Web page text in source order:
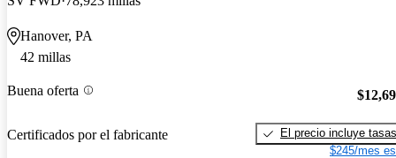
Hanover, PA
42 millas
Buena oferta
Certificados por el fabricante
El precio incluye tasas
$245/mes